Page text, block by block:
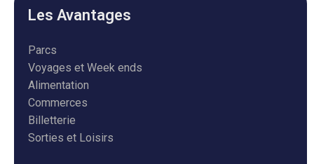
Les Avantages
Parcs
Voyages et Week ends
Alimentation
Commerces
Billetterie
Sorties et Loisirs